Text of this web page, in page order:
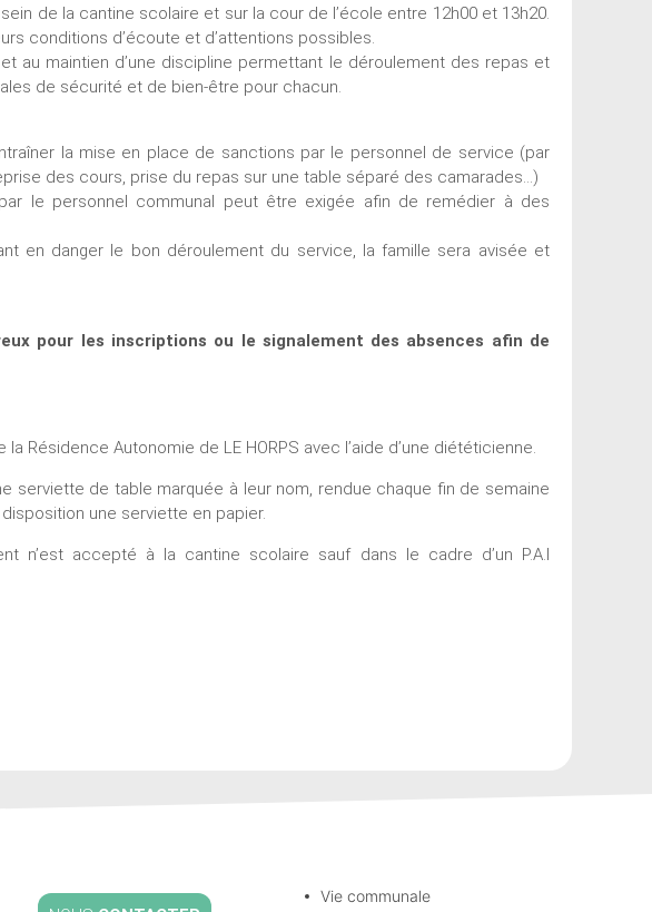
de la cantine scolaire et sur la cour de l’école entre 12h00 et 13h20.
conditions d’écoute et d’attentions possibles.
au maintien d’une discipline permettant le déroulement des repas et
de sécurité et de bien-être pour chacun.
la mise en place de sanctions par le personnel de service (par
des cours, prise du repas sur une table séparé des camarades…)
le personnel communal peut être exigée afin de remédier à des
en danger le bon déroulement du service, la famille sera avisée et
pour les inscriptions ou le signalement des absences afin de
Résidence Autonomie de LE HORPS avec l’aide d’une diététicienne.
serviette de table marquée à leur nom, rendue chaque fin de semaine
une serviette en papier.
n’est accepté à la cantine scolaire sauf dans le cadre d’un P.A.I
Vie communale